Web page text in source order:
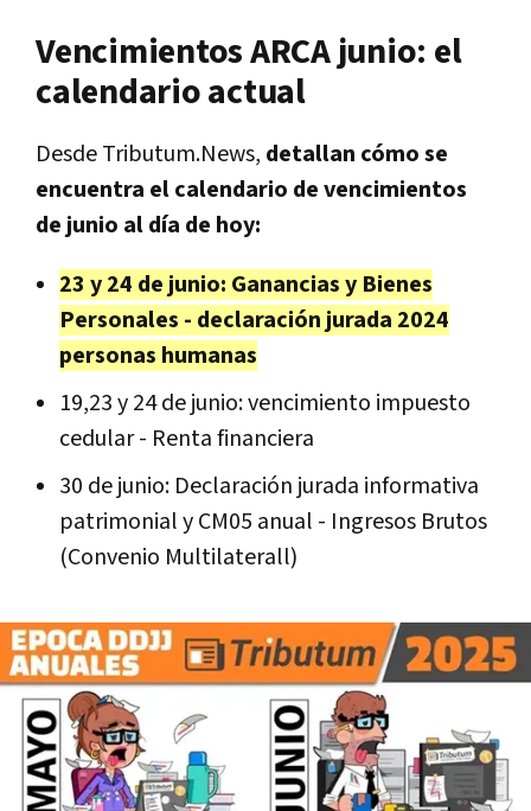
Vencimientos ARCA junio: el
calendario actual
Desde Tributum.News, detallan cómo se
encuentra el calendario de vencimientos
de junio al día de hoy:
23 y 24 de junio: Ganancias y Bienes
Personales - declaración jurada 2024
personas humanas
19,23 y 24 de junio: vencimiento impuesto
cedular - Renta financiera
30 de junio: Declaración jurada informativa
patrimonial y CM05 anual - Ingresos Brutos
(Convenio Multilaterall)